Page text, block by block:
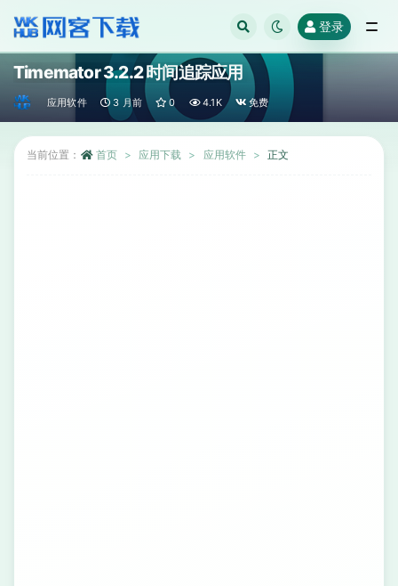
登录
Timemator 3.2.2 时间追踪应用
应用软件 3 月前 0 4.1K 免费
当前位置： 首页 应用下载 应用软件 正文
全部